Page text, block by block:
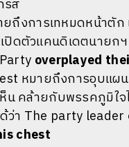
รส
ถึงการเทหมดหน้าตั
ปิดตัวแคนดิเดตนาย
overplayed
หมายถึงการอุบแผน
น คล้ายกับพรรคภูมิใ
ว่า The party
chest